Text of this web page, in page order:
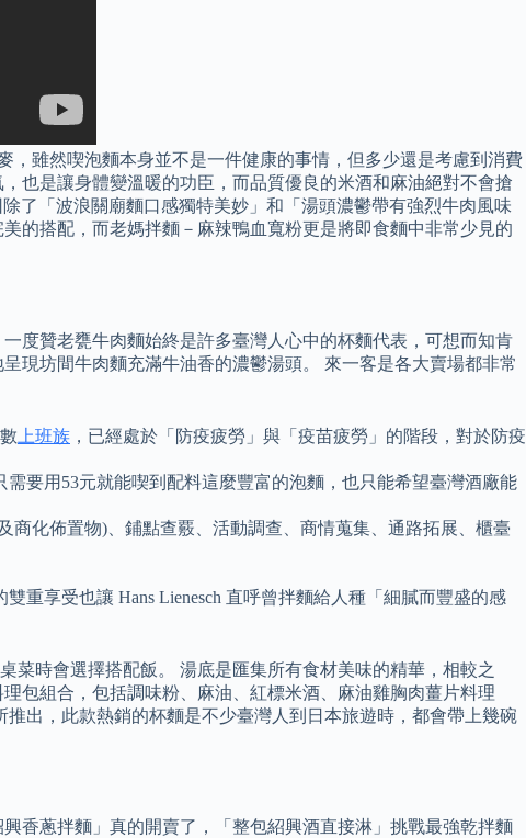
，雖然喫泡麵本身並不是一件健康的事情，但多少還是考慮到消費
也是讓身體變溫暖的功臣，而品質優良的米酒和麻油絕對不會搶
了「波浪關廟麵口感獨特美妙」和「湯頭濃鬱帶有強烈牛肉風味
的搭配，而老媽拌麵－麻辣鴨血寬粉更是將即食麵中非常少見的
度贊老甕牛肉麵始終是許多臺灣人心中的杯麵代表，可想而知肯
現坊間牛肉麵充滿牛油香的濃鬱湯頭。 來一客是各大賣場都非常
上班族 ，已經處於「防疫疲勞」與「疫苗疲勞」的階段，對於防疫
要用53元就能喫到配料這麼豐富的泡麵，也只能希望臺灣酒廠能
化佈置物)、鋪點查覈、活動調查、商情蒐集、通路拓展、櫃臺
重享受也讓 Hans Lienesch 直呼曾拌麵給人種「細膩而豐盛的感
菜時會選擇搭配飯。 湯底是匯集所有食材美味的精華，相較之
包組合，包括調味粉、麻油、紅標米酒、麻油雞胸肉薑片料理
出，此款熱銷的杯麵是不少臺灣人到日本旅遊時，都會帶上幾碗
香蔥拌麵」真的開賣了，「整包紹興酒直接淋」挑戰最強乾拌麵